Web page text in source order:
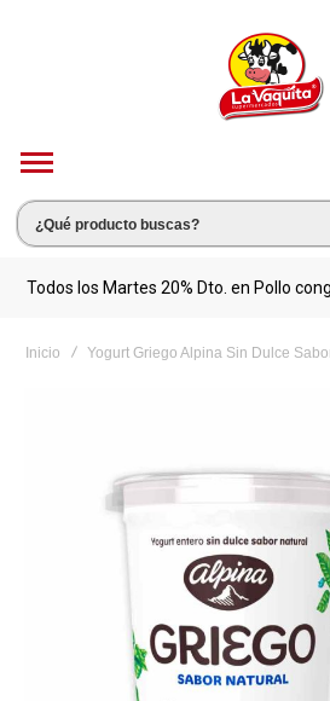
Todos los Martes 20% Dto. en Pollo
Inicio Yogurt Griego Alpina Sin Dulce